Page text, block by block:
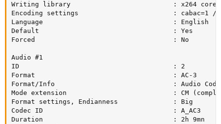
Writing library                          : x264 core 146
Encoding settings                        : cabac=1 / ref=4 /
Language                                 : English
Default                                  : Yes
Forced                                   : No
Audio #1
ID                                       : 2
Format                                   : AC-3
Format/Info                              : Audio
Mode extension                           : CM
Format settings, Endianness              : Big
Codec ID                                 : A_AC3
Duration                                 : 2h 9mn